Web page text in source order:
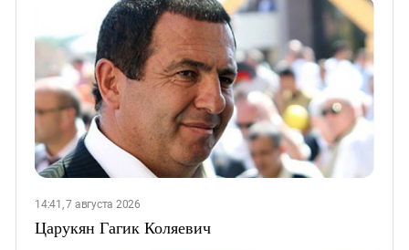
14:41, 7 августа 2026
Царукян Гагик Коляевич